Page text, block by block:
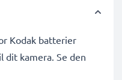
Kodak batterier
dit kamera. Se den